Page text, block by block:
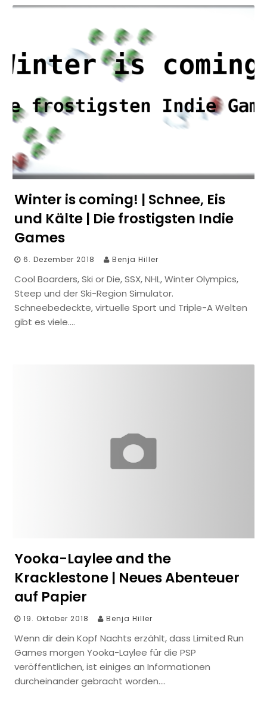
Winter is coming! | Schnee, Eis
und Kälte | Die frostigsten Indie
Games
6. Dezember 2018 Benja Hiller
Cool Boarders, Ski or Die, SSX, NHL, Winter Olympics,
Steep und der Ski-Region Simulator.
Schneebedeckte, virtuelle Sport und Triple-A Welten
gibt es viele….
Yooka-Laylee and the
Kracklestone | Neues Abenteuer
auf Papier
19. Oktober 2018 Benja Hiller
Wenn dir dein Kopf Nachts erzählt, dass Limited Run
Games morgen Yooka-Laylee für die PSP
veröffentlichen, ist einiges an Informationen
durcheinander gebracht worden….